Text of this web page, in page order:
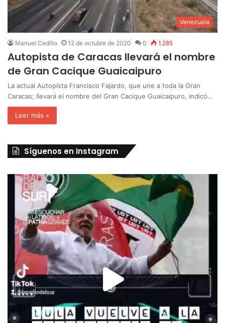
Venezuela
Manuel Cedillo 12 de octubre de 2020 0 1.285
Autopista de Caracas llevará el nombre
de Gran Cacique Guaicaipuro
La actual Autopista Francisco Fajardo, que une a toda la Gran
Caracas; llevará el nombre del Gran Cacique Guaicaipuro, indicó…
Leer más »
Síguenos en Instagram